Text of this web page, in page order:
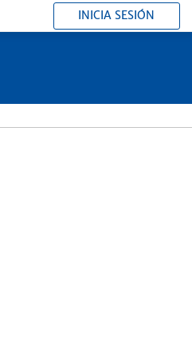
INICIA SESIÓN